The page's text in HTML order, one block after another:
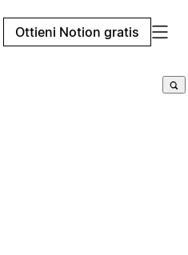
Ottieni Notion gratis